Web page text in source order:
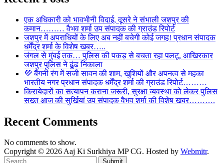
एक अधिकारी को भावभीनी विदाई, दूसरे ने संभाली जशपुर की
कमान……… वैभव शर्मा उप संपादक की ग्राउंड रिपोर्ट
जशपुर में अपराधियों के लिए अब नहीं बचेगी कोई जगह! प्रधान संपादक
धर्मेंद्र शर्मा के विशेष खबर…..
जंगल से मुंबई तक… पुलिस की पकड़ से बचता रहा पलटू, आखिरकार
जशपुर पुलिस ने ढूंढ निकाला
💜 बैंगनी रंग में सजी सावन की शाम, खुशियों और अपनत्व से महका
भारतीय नगर प्रधान संपादक धर्मेंद्र शर्मा की ग्राउंड रिपोर्ट………
किरायेदारों का सत्यापन कराना जरूरी, सुरक्षा व्यवस्था को लेकर पुलिस
सख्त आज की सुर्खियां उप संपादक वैभव शर्मा की विशेष खबर……….
Recent Comments
No comments to show.
Copyright © 2026 Aaj Ki Surkhiya MP CG. Hosted by Webmitr.
Submit